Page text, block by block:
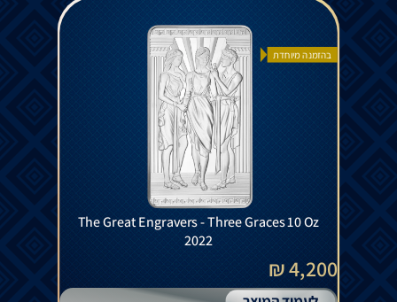
בהזמנה מיוחדת
The Great Engravers - Three Graces 10 Oz
2022
4,200 ₪